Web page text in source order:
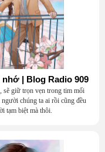
| Blog Radio 909
sẽ giữ trọn vẹn trong tim mối
chúng ta ai rồi cũng đều
tạm biệt mà thôi.